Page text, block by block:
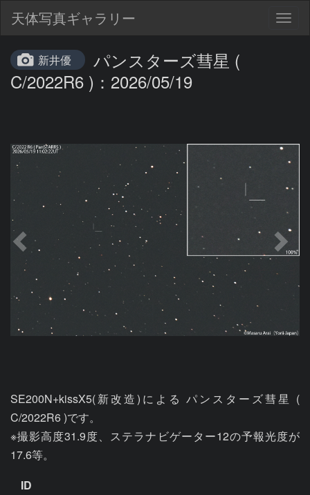
天体写真ギャラリー
新井優
パンスターズ彗星 (
C/2022R6 )：2026/05/19
SE200N+kissX5(新改造)による パンスターズ彗星 (
C/2022R6 )です。
※撮影高度31.9度、ステラナビゲーター12の予報光度が
17.6等。
ID